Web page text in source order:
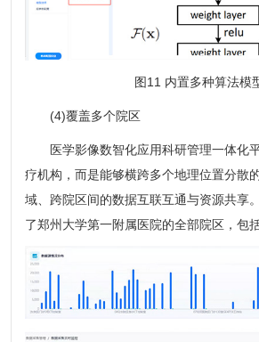
图11 内置多种算法模
(4)覆盖多个院区
医学影像数智化应用科研管理一体化
疗机构，而是能够横跨多个地理位置分散
域、跨院区间的数据互联互通与资源共享
了郑州大学第一附属医院的全部院区，包